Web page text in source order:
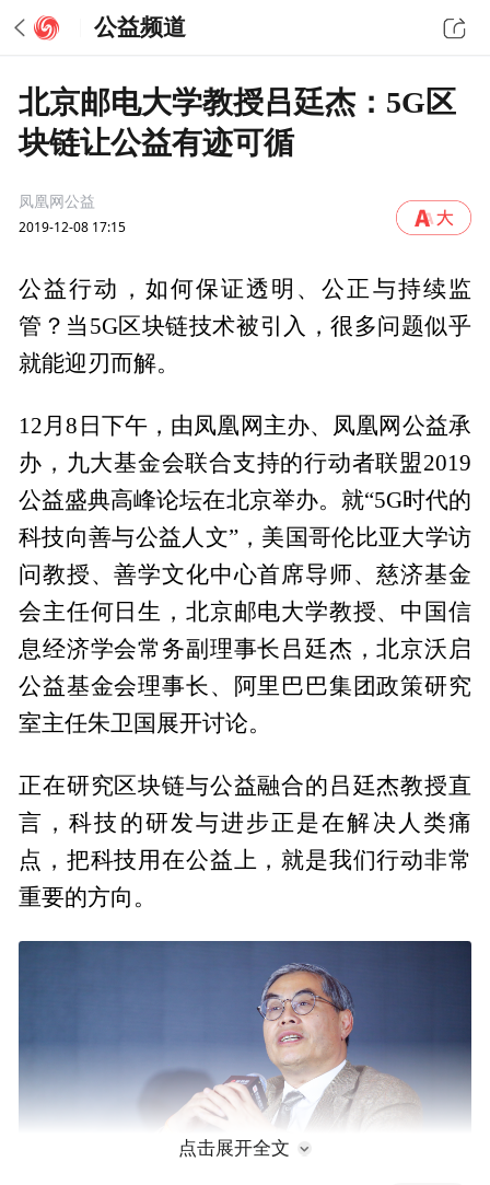
公益频道
北京邮电大学教授吕廷杰：5G区
块链让公益有迹可循
凤凰网公益
2019-12-08 17:15
公益行动，如何保证透明、公正与持续监
管？当5G区块链技术被引入，很多问题似乎
就能迎刃而解。
12月8日下午，由凤凰网主办、凤凰网公益承
办，九大基金会联合支持的行动者联盟2019
公益盛典高峰论坛在北京举办。就“5G时代的
科技向善与公益人文”，美国哥伦比亚大学访
问教授、善学文化中心首席导师、慈济基金
会主任何日生，北京邮电大学教授、中国信
息经济学会常务副理事长吕廷杰，北京沃启
公益基金会理事长、阿里巴巴集团政策研究
室主任朱卫国展开讨论。
正在研究区块链与公益融合的吕廷杰教授直
言，科技的研发与进步正是在解决人类痛
点，把科技用在公益上，就是我们行动非常
重要的方向。
点击展开全文